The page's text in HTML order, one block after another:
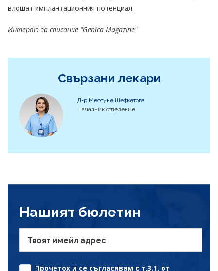
влошат имплантационния потенциал.
Интервю за списание "Genica Magazine"
Свързани лекари
Д-р Мефтуне Шефкетова
Началник отделение
Нашият бюлетин
Твоят имейл адрес
Прочетох и се съгласявам с т.3.1. от